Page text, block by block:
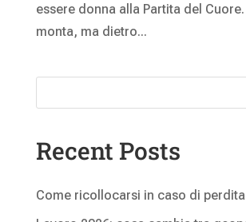
essere donna alla Partita del
monta, ma dietro...
Recent Posts
Come ricollocarsi in caso di